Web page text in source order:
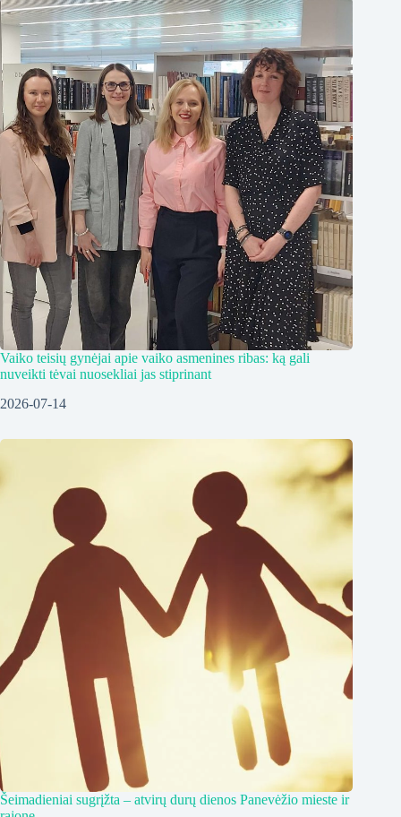
Vaiko teisių gynėjai apie vaiko asmenines ribas: ką gali
nuveikti tėvai nuosekliai jas stiprinant
2026-07-14
Šeimadieniai sugrįžta – atvirų durų dienos Panevėžio mieste ir